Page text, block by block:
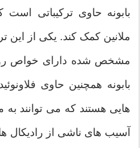
بابونه حاوی ترکیباتی است
مشخص شده دارای خواص
بابونه همچنین حاوی
هایی هستند که می توانند
آسیب های ناشی از رادیکال